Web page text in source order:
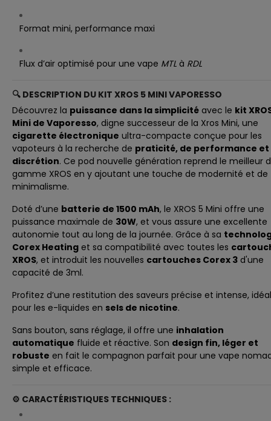
Format mini, performance maxi
Flux d’air optimisé pour une vape MTL à RDL
🔍 DESCRIPTION DU KIT XROS 5 MINI VAPORESSO
Découvrez la puissance dans la simplicité avec le kit
Mini de Vaporesso, digne successeur de la Xros Mini, une
cigarette électronique ultra-compacte conçue pour les
vapoteurs à la recherche de praticité, de performance et
discrétion. Ce pod nouvelle génération reprend le meilleur
gamme XROS en y ajoutant une touche de modernité et de
minimalisme.
Doté d’une batterie de 1500 mAh, le XROS 5 Mini offre une
puissance maximale de 30W, et vous assure une excellente
autonomie tout au long de la journée. Grâce à sa
Corex Heating et sa compatibilité avec toutes les
XROS, et introduit les nouvelles cartouches Corex 3 d'une
capacité de 3ml.
Profitez d’une restitution des saveurs précise et intense,
pour les e-liquides en sels de nicotine.
Sans bouton, sans réglage, il offre une inhalation
automatique fluide et réactive. Son design fin, léger et
robuste en fait le compagnon parfait pour une vape
simple et efficace.
⚙️ CARACTÉRISTIQUES TECHNIQUES :